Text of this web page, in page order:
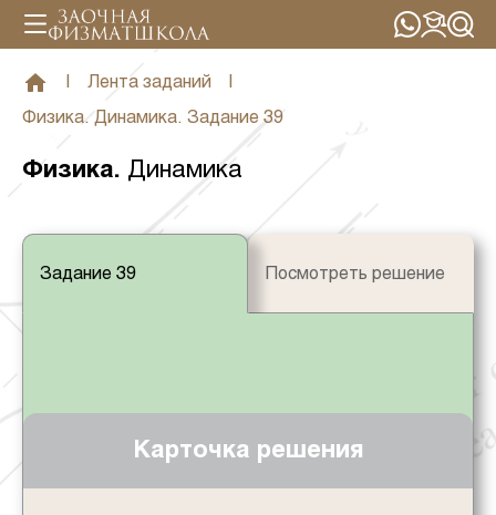
Лента заданий
Физика. Динамика. Задание 39
Физика. Динамика
Задание 39 Посмотреть решение
Карточка решения